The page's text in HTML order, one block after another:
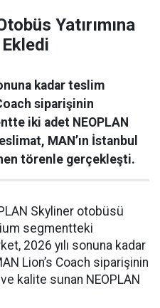
Yatırımına
kadar teslim
siparişinin
iki adet NEOPLAN
MAN’ın İstanbul
törenle gerçekleşti.
Skyliner otobüsü
segmentteki
2026 yılı sonuna kadar
Lion’s Coach siparişinin
kalite sunan NEOPLAN